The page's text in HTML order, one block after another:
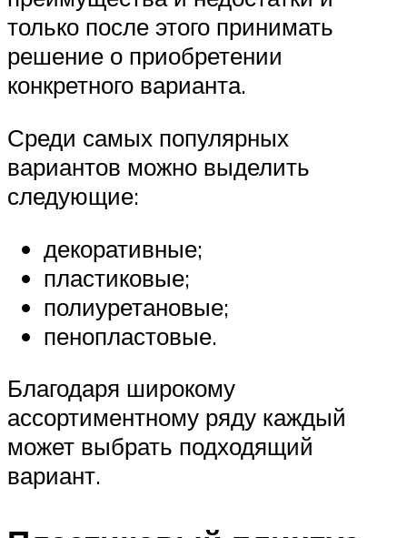
только после этого принимать
решение о приобретении
конкретного варианта.
Среди самых популярных
вариантов можно выделить
следующие:
декоративные;
пластиковые;
полиуретановые;
пенопластовые.
Благодаря широкому
ассортиментному ряду каждый
может выбрать подходящий
вариант.